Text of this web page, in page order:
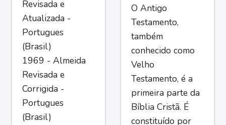
Revisada e
Atualizada -
Portugues
(Brasil)
1969 - Almeida
Revisada e
Corrigida -
Portugues
(Brasil)
O Antigo
Testamento,
também
conhecido como
Velho
Testamento, é a
primeira parte da
Bíblia Cristã. É
constituído por